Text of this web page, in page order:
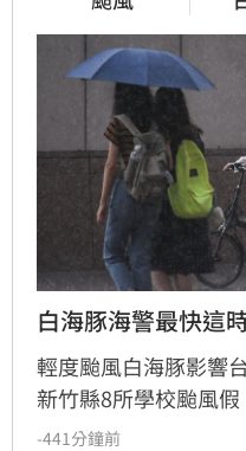
白海豚海警最快這
輕度颱風白海豚影響
新竹縣8所學校颱風
測，白海豚中心位置
-441分鐘前